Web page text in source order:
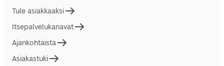
Tule asiakkaaksi
Itsepalvelukanavat
Ajankohtaista
Asiakastuki